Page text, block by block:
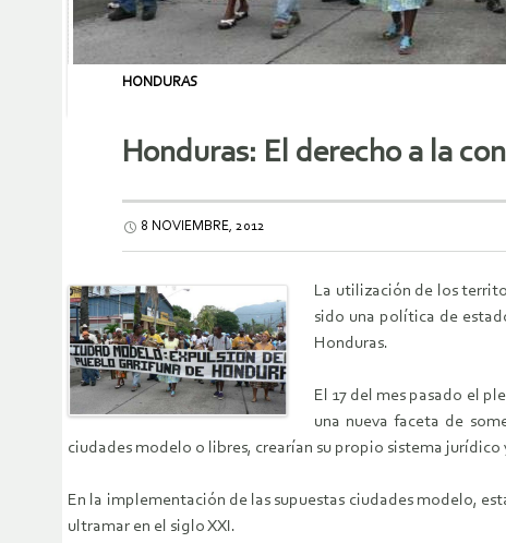
HONDURAS
Honduras: El derecho a la
8 NOVIEMBRE, 2012
La utilización de los
sido una política de
Honduras.
El 17 del mes pasado el
una nueva faceta de
ciudades modelo o libres, crearían su propio sistema jurídico
En la implementación de las supuestas ciudades modelo,
ultramar en el siglo XXI.